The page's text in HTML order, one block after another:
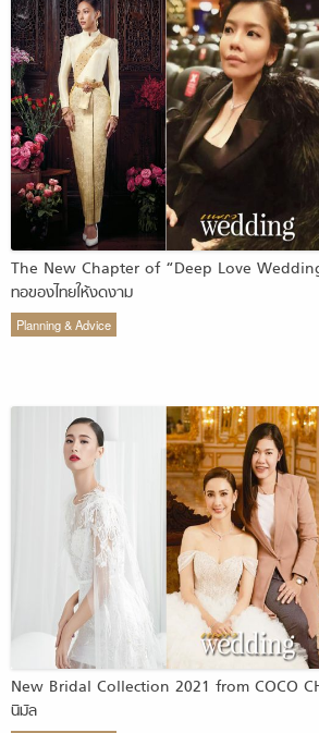
The New Chapter of “Deep Love
ทอของไทยให้งดงาม
Planning & Advice
New Bridal Collection 2021 from COCO
นิมัล